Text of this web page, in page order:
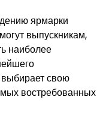
ярмарки
выпускникам,
наиболее
выбирает свою
востребованных